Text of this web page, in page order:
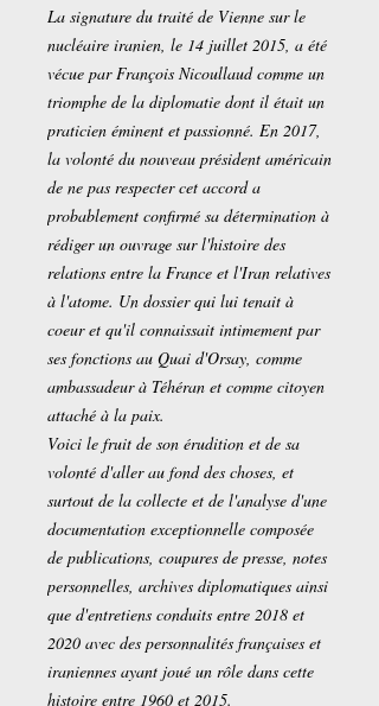
La signature du traité de Vienne sur le
nucléaire iranien, le 14 juillet 2015, a été
vécue par François Nicoullaud comme un
triomphe de la diplomatie dont il était un
praticien éminent et passionné. En 2017,
la volonté du nouveau président américain
de ne pas respecter cet accord a
probablement confirmé sa détermination à
rédiger un ouvrage sur l'histoire des
relations entre la France et l'Iran relatives
à l'atome. Un dossier qui lui tenait à
coeur et qu'il connaissait intimement par
ses fonctions au Quai d'Orsay, comme
ambassadeur à Téhéran et comme citoyen
attaché à la paix.
Voici le fruit de son érudition et de sa
volonté d'aller au fond des choses, et
surtout de la collecte et de l'analyse d'une
documentation exceptionnelle composée
de publications, coupures de presse, notes
personnelles, archives diplomatiques ainsi
que d'entretiens conduits entre 2018 et
2020 avec des personnalités françaises et
iraniennes ayant joué un rôle dans cette
histoire entre 1960 et 2015.